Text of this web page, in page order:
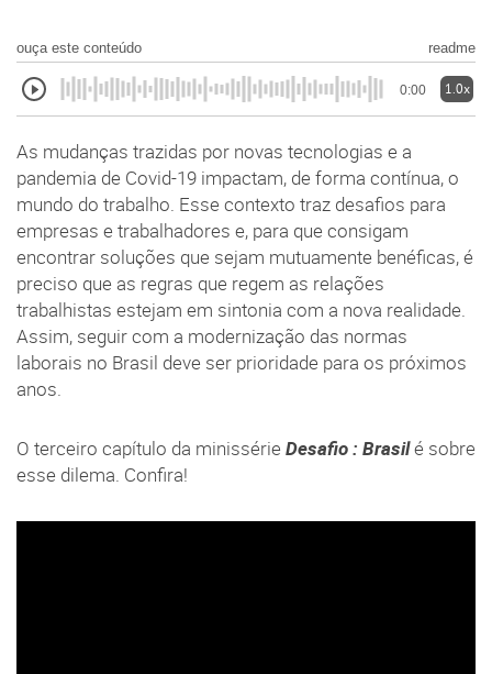
ouça este conteúdo readme
0:00 1.0x
As mudanças trazidas por novas tecnologias e a
pandemia de Covid-19 impactam, de forma contínua, o
mundo do trabalho. Esse contexto traz desafios para
empresas e trabalhadores e, para que consigam
encontrar soluções que sejam mutuamente benéficas, é
preciso que as regras que regem as relações
trabalhistas estejam em sintonia com a nova realidade.
Assim, seguir com a modernização das normas
laborais no Brasil deve ser prioridade para os próximos
anos.
O terceiro capítulo da minissérieDesafio : Brasilé sobre
esse dilema. Confira!